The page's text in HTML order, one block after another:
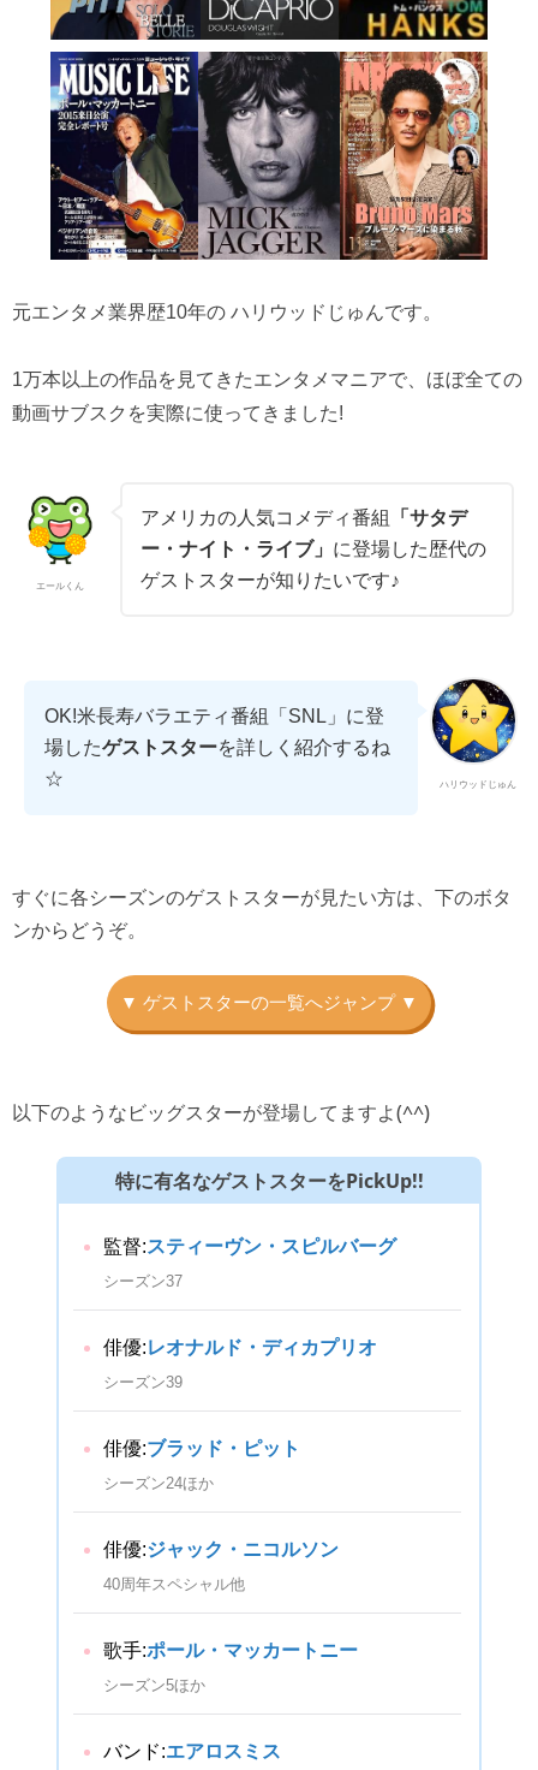
元エンタメ業界歴10年の ハリウッドじゅんです。
1万本以上の作品を見てきたエンタメマニアで、ほぼ全ての
動画サブスクを実際に使ってきました!
エールくん
アメリカの人気コメディ番組
「サタデ
ー・ナイト・ライブ」 に登場した歴代の
ゲストスターが知りたいです♪
ハリウッドじゅん
OK!米長寿バラエティ番組「SNL」に登
場したゲストスターを詳しく紹介するね
☆
すぐに各シーズンのゲストスターが見たい方は、下のボタ
ンからどうぞ。
以下のようなビッグスターが登場してますよ(^^)
特に有名なゲストスターをPickUp!!
監督:スティーヴン・スピルバーグ
シーズン37
俳優:レオナルド・ディカプリオ
シーズン39
俳優:ブラッド・ピット
シーズン24ほか
俳優:ジャック・ニコルソン
40周年スペシャル他
歌手:ポール・マッカートニー
シーズン5ほか
バンド:エアロスミス